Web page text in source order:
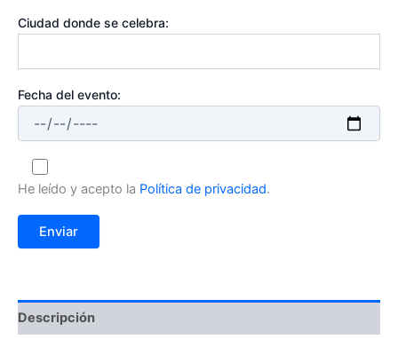
Ciudad donde se celebra:
Fecha del evento:
He leído y acepto la Política de privacidad.
Descripción